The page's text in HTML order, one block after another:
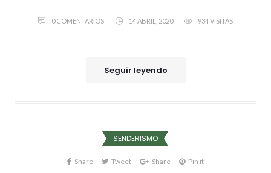
0 COMENTARIOS 14 ABRIL, 2020 934 VISITAS
Seguir leyendo
SENDERISMO
Share Tweet Share Pin it